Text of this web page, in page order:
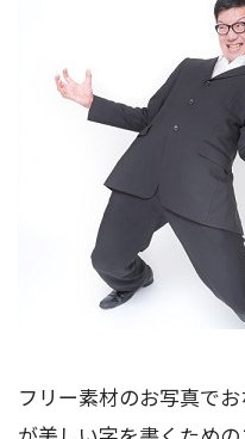
フリー素材のお写真で